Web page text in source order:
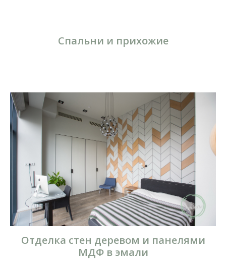
Спальни и прихожие
Отделка стен деревом и панелями
МДФ в эмали